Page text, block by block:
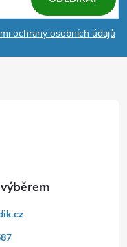
ochrany osobních údajů